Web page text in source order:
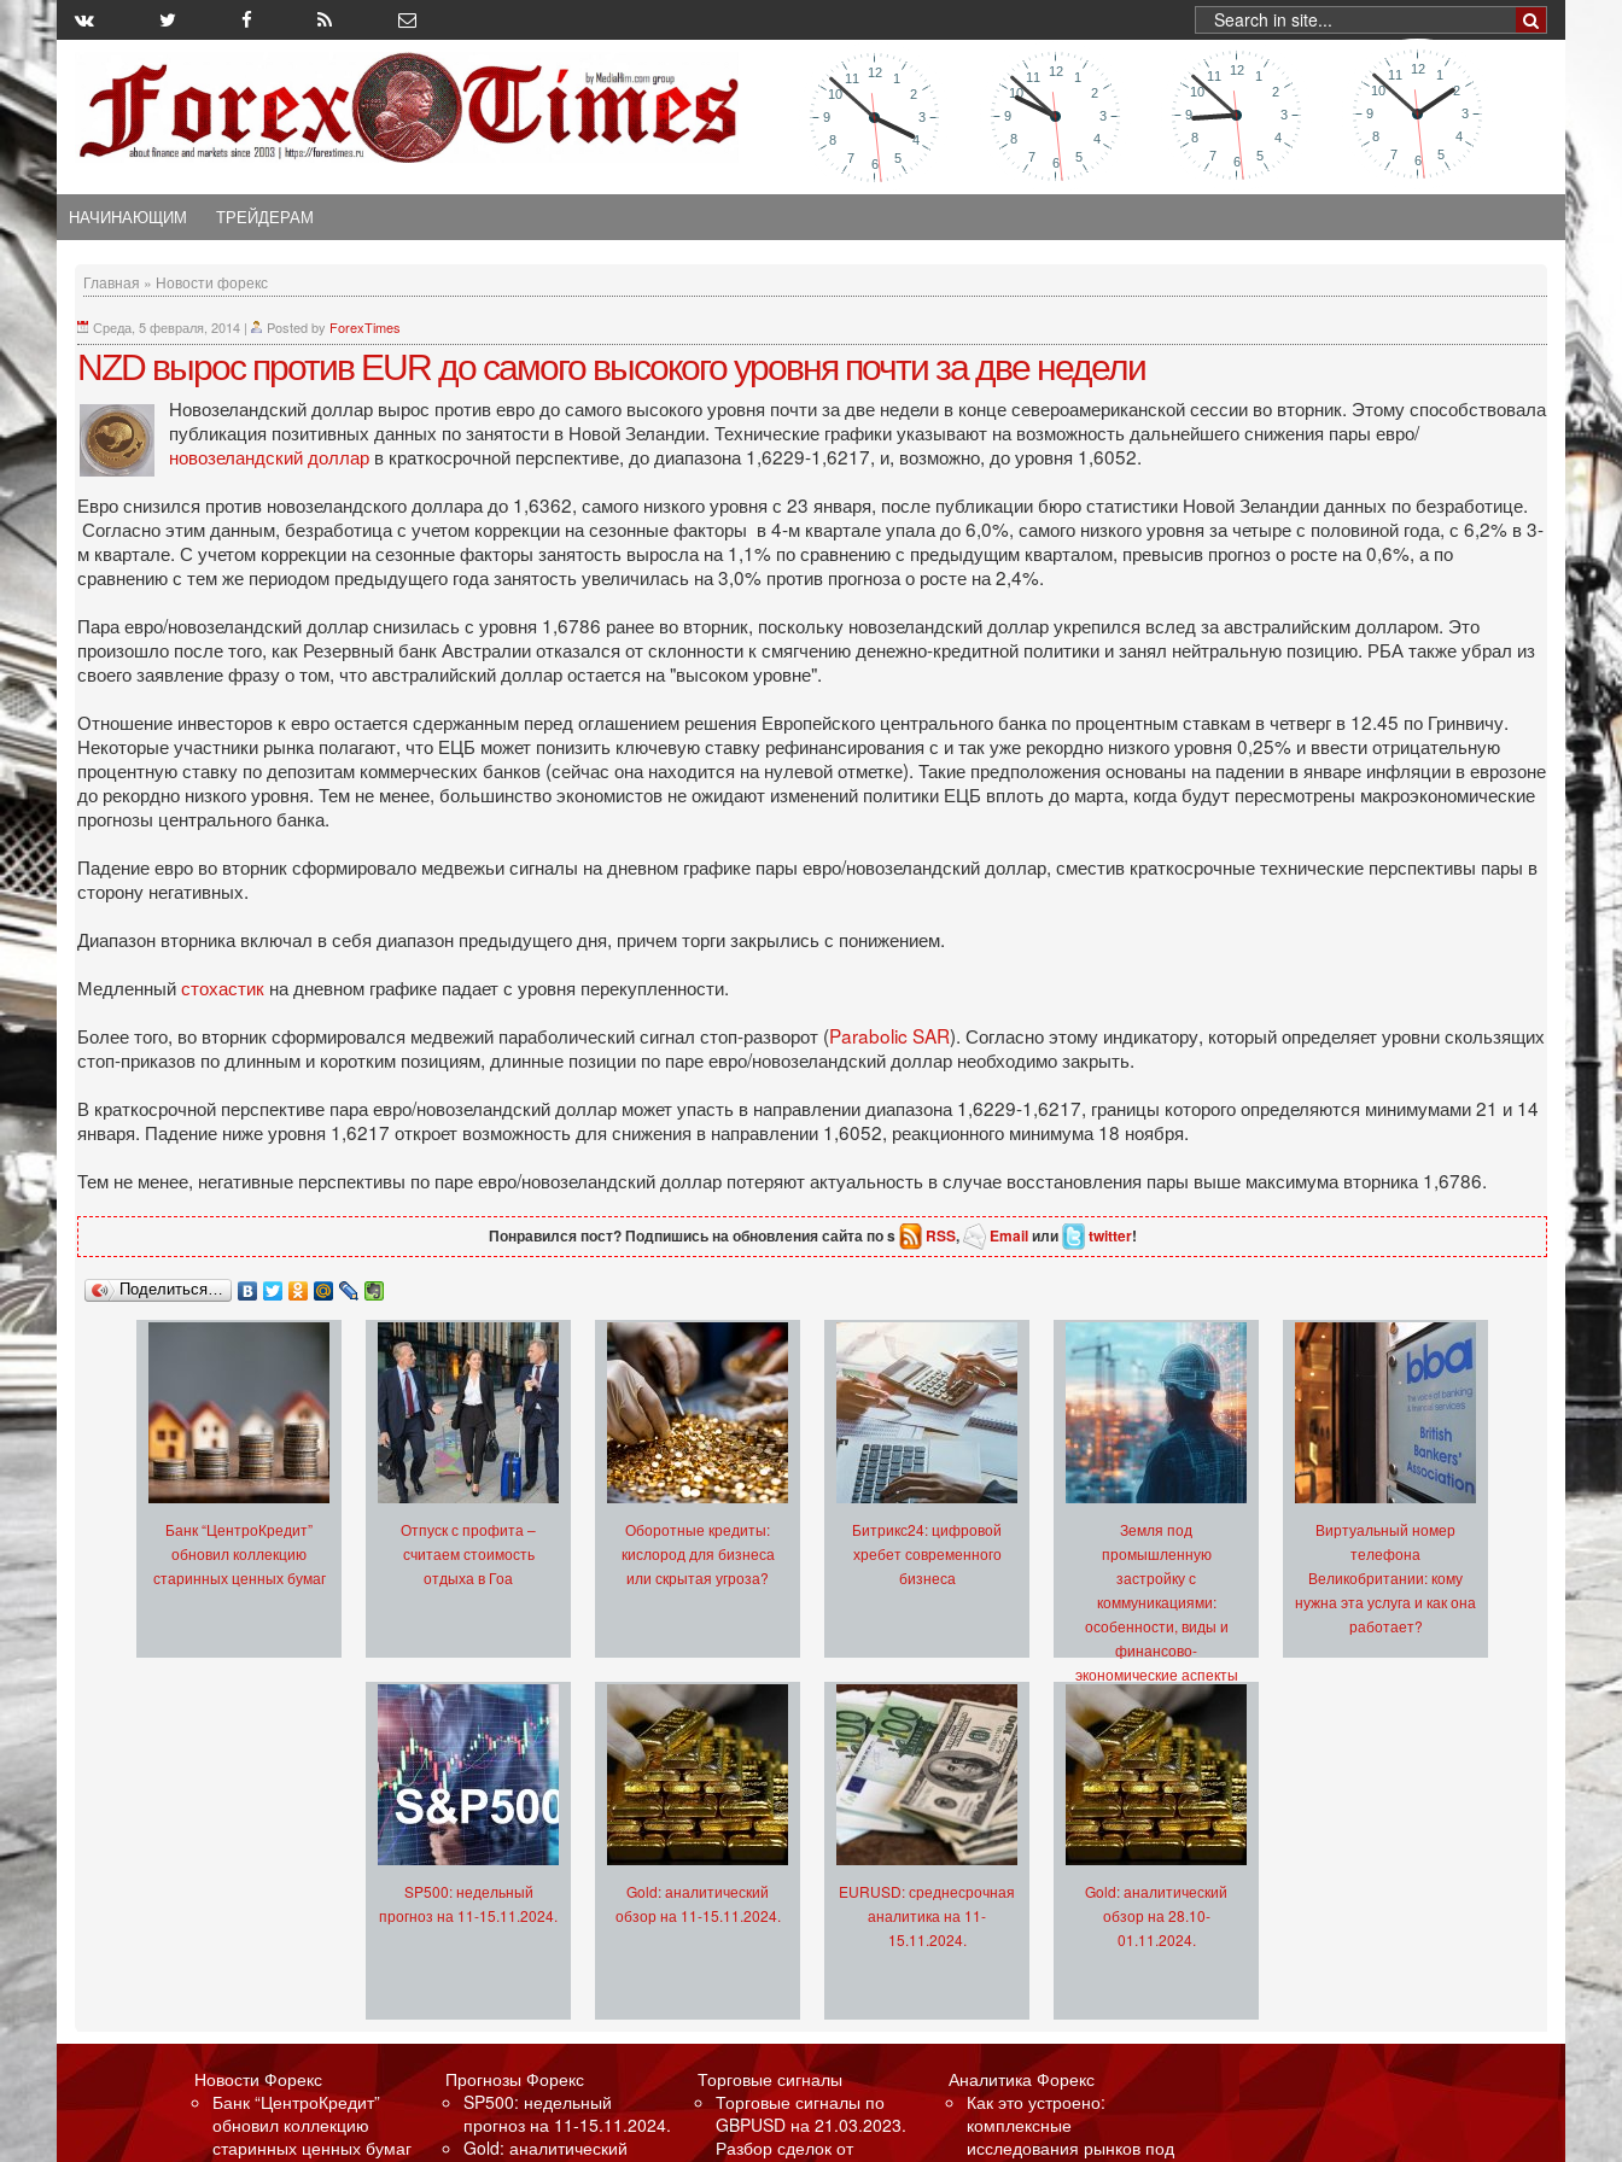
НАЧИНАЮЩИМ ТРЕЙДЕРАМ
Главная » Новости форекс
Среда, 5 февраля, 2014 | Posted by ForexTimes
NZD вырос против EUR до самого высокого уровня почти за две недели
Новозеландский доллар вырос против евро до самого высокого уровня почти за две недели в конце североамериканской сессии во вторник. Этому способствовала
публикация позитивных данных по занятости в Новой Зеландии. Технические графики указывают на возможность дальнейшего снижения пары евро/
новозеландский доллар в краткосрочной перспективе, до диапазона 1,6229-1,6217, и, возможно, до уровня 1,6052.
Евро снизился против новозеландского доллара до 1,6362, самого низкого уровня с 23 января, после публикации бюро статистики Новой Зеландии данных по безработице.
Согласно этим данным, безработица с учетом коррекции на сезонные факторы в 4-м квартале упала до 6,0%, самого низкого уровня за четыре с половиной года, с 6,2% в 3-
м квартале. С учетом коррекции на сезонные факторы занятость выросла на 1,1% по сравнению с предыдущим кварталом, превысив прогноз о росте на 0,6%, а по
сравнению с тем же периодом предыдущего года занятость увеличилась на 3,0% против прогноза о росте на 2,4%.
Пара евро/новозеландский доллар снизилась с уровня 1,6786 ранее во вторник, поскольку новозеландский доллар укрепился вслед за австралийским долларом. Это
произошло после того, как Резервный банк Австралии отказался от склонности к смягчению денежно-кредитной политики и занял нейтральную позицию. РБА также убрал из
своего заявление фразу о том, что австралийский доллар остается на "высоком уровне".
Отношение инвесторов к евро остается сдержанным перед оглашением решения Европейского центрального банка по процентным ставкам в четверг в 12.45 по Гринвичу.
Некоторые участники рынка полагают, что ЕЦБ может понизить ключевую ставку рефинансирования с и так уже рекордно низкого уровня 0,25% и ввести отрицательную
процентную ставку по депозитам коммерческих банков (сейчас она находится на нулевой отметке). Такие предположения основаны на падении в январе инфляции в еврозоне
до рекордно низкого уровня. Тем не менее, большинство экономистов не ожидают изменений политики ЕЦБ вплоть до марта, когда будут пересмотрены макроэкономические
прогнозы центрального банка.
Падение евро во вторник сформировало медвежьи сигналы на дневном графике пары евро/новозеландский доллар, сместив краткосрочные технические перспективы пары в
сторону негативных.
Диапазон вторника включал в себя диапазон предыдущего дня, причем торги закрылись с понижением.
Медленныйстохастик на дневном графике падает с уровня перекупленности.
Более того, во вторник сформировался медвежий параболический сигнал стоп-разворот (Parabolic SAR). Согласно этому индикатору, который определяет уровни скользящих
стоп-приказов по длинным и коротким позициям, длинные позиции по паре евро/новозеландский доллар необходимо закрыть.
В краткосрочной перспективе пара евро/новозеландский доллар может упасть в направлении диапазона 1,6229-1,6217, границы которого определяются минимумами 21 и 14
января. Падение ниже уровня 1,6217 откроет возможность для снижения в направлении 1,6052, реакционного минимума 18 ноября.
Тем не менее, негативные перспективы по паре евро/новозеландский доллар потеряют актуальность в случае восстановления пары выше максимума вторника 1,6786.
Понравился пост? Подпишись на обновления сайта по s RSS, Emailили twitter!
Поделиться…
Банк “ЦентроКредит”
обновил коллекцию
старинных ценных бумаг
Отпуск с профита –
считаем стоимость
отдыха в Гоа
Оборотные кредиты:
кислород для бизнеса
или скрытая угроза?
Битрикс24: цифровой
хребет современного
бизнеса
Земля под
промышленную
застройку с
коммуникациями:
особенности, виды и
финансово-
экономические аспекты
Виртуальный номер
телефона
Великобритании: кому
нужна эта услуга и как она
работает?
SP500: недельный
прогноз на 11-15.11.2024.
Gold: аналитический
обзор на 11-15.11.2024.
EURUSD: среднесрочная
аналитика на 11-
15.11.2024.
Gold: аналитический
обзор на 28.10-
01.11.2024.
Новости Форекс
Банк “ЦентроКредит”
обновил коллекцию
старинных ценных бумаг
Прогнозы Форекс
SP500: недельный
прогноз на 11-15.11.2024.
Gold: аналитический
Торговые сигналы
Торговые сигналы по
GBPUSD на 21.03.2023.
Разбор сделок от
Аналитика Форекс
Как это устроено:
комплексные
исследования рынков под